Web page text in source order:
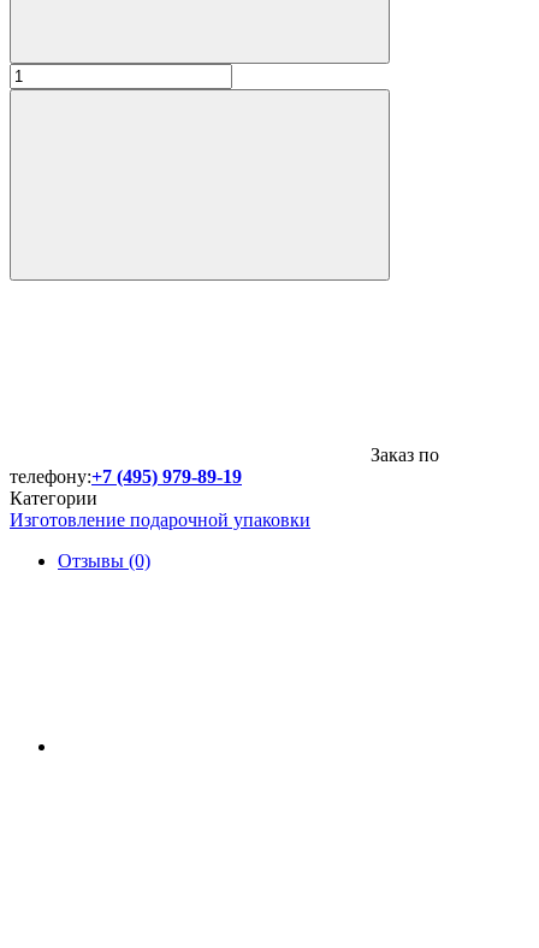
Заказ по
телефону:+7 (495) 979-89-19
Категории
Изготовление подарочной упаковки
Отзывы (0)